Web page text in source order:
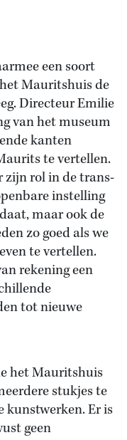
een soort
Mauritshuis de
Directeur Emilie
van het museum
kanten
te vertellen.
zijn rol in de trans-
instelling
maar ook de
zo goed als we
te vertellen.
rekening een
tot nieuwe
het Mauritshuis
stukjes te
kunstwerken. Er is
geen